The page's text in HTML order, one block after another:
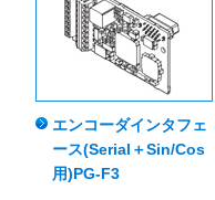
エンコーダインタフェ
ース(Serial＋Sin/Cos
用)PG-F3